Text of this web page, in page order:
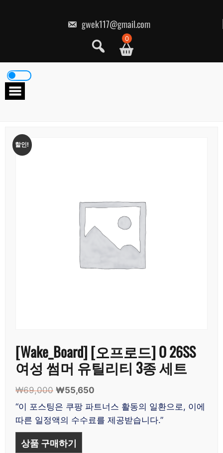
gwek117@gmail.com
0
할인!
[Wake_Board] [오프로드] O 26SS
여성 썸머 유틸리티 3종 세트
₩69,000 원
래
가
격:
₩69,000.
₩55,650
재
가
격:
“이 포스팅은 쿠팡 파트너스 활동의 일환으로, 이에
따른 일정액의 수수료를 제공받습니다.”
상품 구매하기